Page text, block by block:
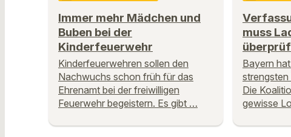
Immer mehr Mädchen und
Buben bei der
Kinderfeuerwehr
Kinderfeuerwehren sollen den
Nachwuchs schon früh für das
Ehrenamt bei der freiwilligen
Feuerwehr begeistern. Es gibt …
muss
Bayern
Die
gewisse